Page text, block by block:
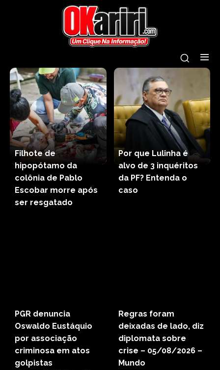
Filhote de
hipopótamo da
colônia de Pablo
Escobar morre após
ser resgatado
Por que Lulinha é
alvo de 3 inquéritos
da PF? Entenda o
caso
PGR denuncia
Oswaldo Eustáquio
por associação
criminosa em atos
golpistas
Regras foram
deixadas de lado, diz
diplomata sobre
crise – 05/08/2026 –
Mundo